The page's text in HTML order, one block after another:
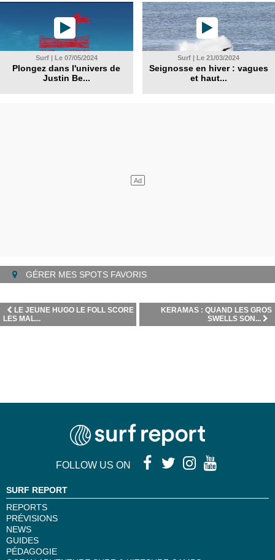
Surf | Le 07/05/2024
Plongez dans l'univers de
Justin Be...
Surf | Le 21/03/2024
Seignosse en hiver : vagues
et haut...
GÉRER MES SPOTS FAVORIS
KERAMAS : QUAND LES GROS
SWELLS SON...
LE JEUNE HUGO LE FOLL SCORE
LES MAL...
FOLLOW US ON
SURF REPORT
REPORTS
PRÉVISIONS
NEWS
GUIDES
PÉDAGOGIE